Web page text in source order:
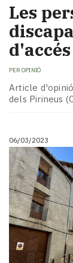
Les
PER OPINIÓ
Article
dels Pirineus
06/03/2023